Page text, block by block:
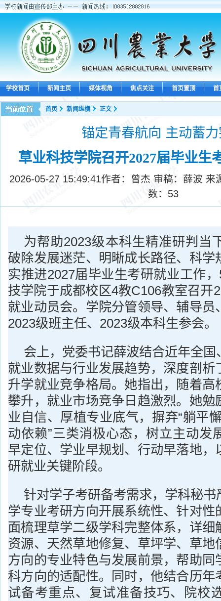
学校首页 新闻主页 媒体视角 焦点关注 首页置顶 首
首页 新闻纵横 正文
锚定青春航向 主动蓄
草业科技学院召开2027届毕业生
2026-05-27 15:49:41作者：曾杰 审稿：薛波 来
数： 53
为帮助2023级本科生精准研判当
破除发展迷茫、明晰成长路径、科学
实推进2027届毕业生考研就业工作
技学院于成都校区4教C106教室召开
就业动员会。学院分管领导、辅导员
2023级班主任、2023级本科生参会。
会上，党委书记薛波结合近年全
就业数据与行业发展趋势，深度剖析
升学就业竞争格局。她指出，随着高
攀升，就业市场竞争日趋激烈。她勉
业自信、厚植专业底气，摒弃“躺平懈
动依赖”三类消极心态，树立主动发
早定位、学业早规划、行动早落地，
研就业关键阶段。
针对学子考研备考需求，学科秘
学专业考研方向开展系统性、针对性
面梳理草学二级学科完整体系，详细
资源、天然草地修复、草坪学、草地
方向的专业特色与发展前景，帮助同
科方向的适配性。同时，他结合历年
试备考重点、复试准备技巧、院校